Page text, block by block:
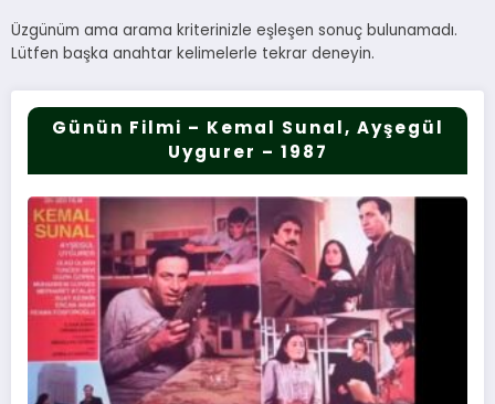
Üzgünüm ama arama kriterinizle eşleşen sonuç bulunamadı.
Lütfen başka anahtar kelimelerle tekrar deneyin.
Günün Filmi – Kemal Sunal, Ayşegül
Uygurer – 1987